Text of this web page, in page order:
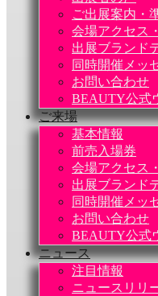
ご出展案内・
会場アクセス
出展ブランド
同時開催メッ
お問い合わせ
BEAUTY公式
ご来場
基本情報
前売入場券
会場アクセス
出展ブランド
同時開催メッ
お問い合わせ
BEAUTY公式
ニュース
注目情報
ニュースリリ